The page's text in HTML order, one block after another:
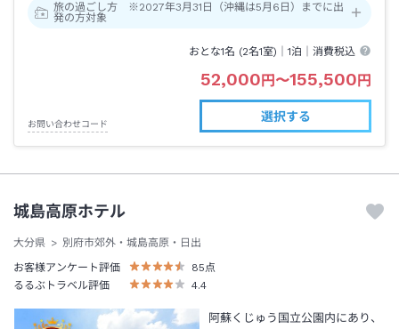
旅の過ごし方 ※2027年3月31日（沖縄は5月6日）までに出
発の方対象
おとな1名 (2名1室)｜1泊 ｜消費税込
52,000 円 〜155,500 円
お問い合わせコード
選択する
城島高原ホテル
大分県
別府市郊外・城島高原・日出
お客様アンケート評価
85 点
るるぶトラベル評価
4.4
阿蘇くじゅう国立公園内にあり、